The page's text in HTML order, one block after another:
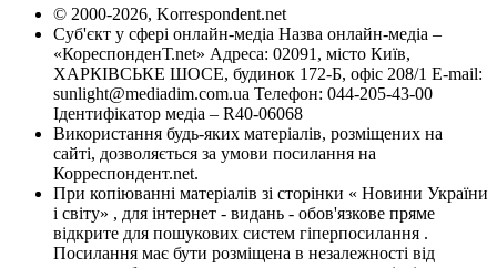
© 2000-2026, Korrespondent.net
Суб'єкт у сфері онлайн-медіа Назва онлайн-медіа –
«КореспонденТ.net» Адреса: 02091, місто Київ,
ХАРКІВСЬКЕ ШОСЕ, будинок 172-Б, офіс 208/1 E-mail:
sunlight@mediadim.com.ua Телефон: 044-205-43-00
Ідентифікатор медіа – R40-06068
Використання будь-яких матеріалів, розміщених на
сайті, дозволяється за умови посилання на
Корреспондент.net.
При копіюванні матеріалів зі сторінки « Новини України
і світу» , для інтернет - видань - обов'язкове пряме
відкрите для пошукових систем гіперпосилання .
Посилання має бути розміщена в незалежності від